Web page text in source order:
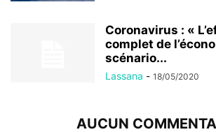
Coronavirus : «
complet de
scénario...
Lassana - 18/05/2020
AUCUN